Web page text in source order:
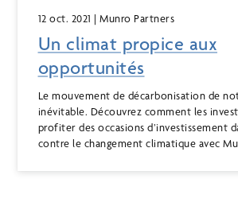
12 oct. 2021 | Munro Partners
Un climat propice aux
opportunités
Le mouvement de décarbonisation de
inévitable. Découvrez comment les
profiter des occasions d’investissement
contre le changement climatique avec